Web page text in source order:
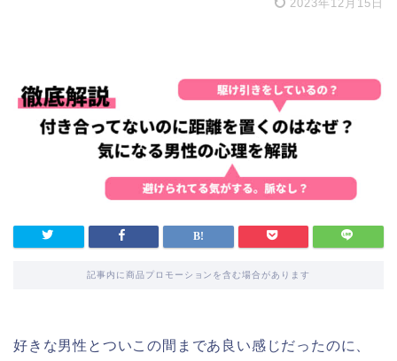
2023年12月15日
記事内に商品プロモーションを含む場合があります
好きな男性とついこの間まであ良い感じだったのに、